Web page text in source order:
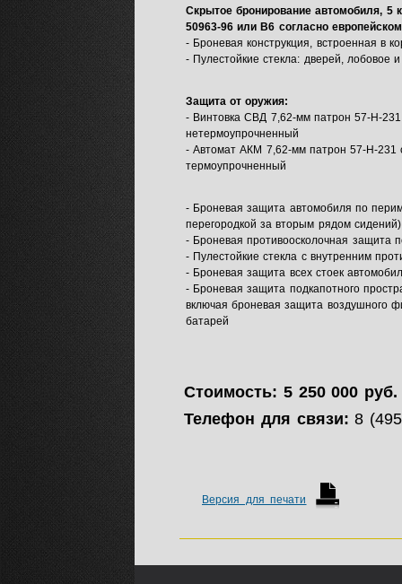
Скрытое бронирование автомобиля,
50963-96 или В6 согласно
- Броневая конструкция, встроенная в
- Пулестойкие стекла: дверей, лобовое
Защита от оружия:
- Винтовка СВД 7,62-мм патрон 57-Н-
нетермоупрочненный
- Автомат АКМ 7,62-мм патрон 57-Н-231
термоупрочненный
- Броневая защита автомобиля по
перегородкой за вторым рядом сидений)
- Броневая противоосколочная защита
- Пулестойкие стекла с внутренним
- Броневая защита всех стоек
- Броневая защита подкапотного
включая броневая защита воздушного
батарей
Стоимость: 5 250 000 руб.
Телефон для связи:8
Версия для печати